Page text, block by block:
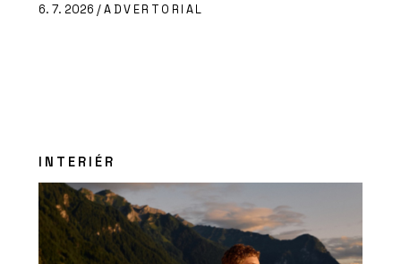
6. 7. 2026 /ADVERTORIAL
INTERIÉR